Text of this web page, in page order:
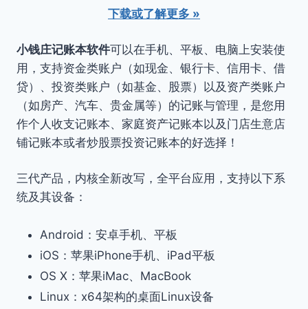
下载或了解更多 »
小钱庄记账本软件可以在手机、平板、电脑上安装使
用，支持资金类账户（如现金、银行卡、信用卡、借
贷）、投资类账户（如基金、股票）以及资产类账户
（如房产、汽车、贵金属等）的记账与管理，是您用
作个人收支记账本、家庭资产记账本以及门店生意店
铺记账本或者炒股票投资记账本的好选择！
三代产品，内核全新改写，全平台应用，支持以下系
统及其设备：
Android：安卓手机、平板
iOS：苹果iPhone手机、iPad平板
OS X：苹果iMac、MacBook
Linux：x64架构的桌面Linux设备